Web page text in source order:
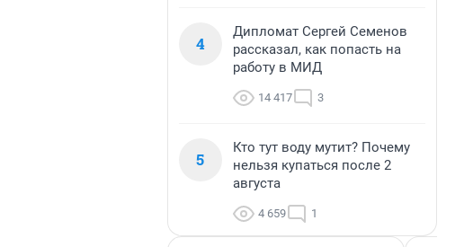
4
Дипломат Сергей Семенов
рассказал, как попасть на
работу в МИД
14 417 3
5
Кто тут воду мутит? Почему
нельзя купаться после 2
августа
4 659 1